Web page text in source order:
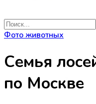
Фото животных
Семья
по Москве